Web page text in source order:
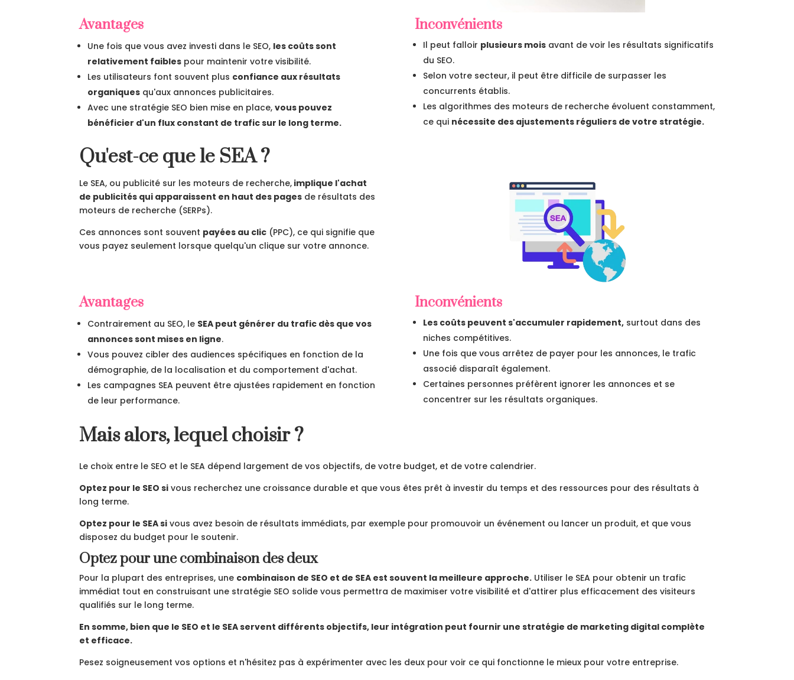
Avantages
Une fois que vous avez investi dans le SEO, les coûts sont
relativement faibles pour maintenir votre visibilité.
Les utilisateurs font souvent plus confiance aux résultats
organiques qu'aux annonces publicitaires.
Avec une stratégie SEO bien mise en place,vous pouvez
bénéficier d'un flux constant de trafic sur le long terme.
Inconvénients
Il peut falloir plusieurs moisavant de voir les résultats significatifs
du SEO.
Selon votre secteur, il peut être difficile de surpasser les
concurrents établis.
Les algorithmes des moteurs de recherche évoluent constamment,
ce qui nécessite des ajustements réguliers de votre stratégie.
Qu'est-ce que le SEA ?
Le SEA, ou publicité sur les moteurs de recherche, implique l'achat
de publicités qui apparaissent en haut des pages de résultats des
moteurs de recherche (SERPs).
Ces annonces sont souvent payées au clic (PPC), ce qui signifie que
vous payez seulement lorsque quelqu'un clique sur votre annonce.
Avantages
Contrairement au SEO, le SEA peut générer du trafic dès que vos
annonces sont mises en ligne.
Vous pouvez cibler des audiences spécifiques en fonction de la
démographie, de la localisation et du comportement d'achat.
Les campagnes SEA peuvent être ajustées rapidement en fonction
de leur performance.
Inconvénients
Les coûts peuvent s'accumuler rapidement,surtout dans des
niches compétitives.
Une fois que vous arrêtez de payer pour les annonces, le trafic
associé disparaît également.
Certaines personnes préfèrent ignorer les annonces et se
concentrer sur les résultats organiques.
Mais alors, lequel choisir ?
Le choix entre le SEO et le SEA dépend largement de vos objectifs, de votre budget, et de votre calendrier.
Optez pour le SEO si vous recherchez une croissance durable et que vous êtes prêt à investir du temps et des ressources pour des résultats à
long terme.
Optez pour le SEA si vous avez besoin de résultats immédiats, par exemple pour promouvoir un événement ou lancer un produit, et que vous
disposez du budget pour le soutenir.
Optez pour une combinaison des deux
Pour la plupart des entreprises, une combinaison de SEO et de SEA est souvent la meilleure approche. Utiliser le SEA pour obtenir un trafic
immédiat tout en construisant une stratégie SEO solide vous permettra de maximiser votre visibilité et d'attirer plus efficacement des visiteurs
qualifiés sur le long terme.
En somme, bien que le SEO et le SEA servent différents objectifs, leur intégration peut fournir une stratégie de marketing digital complète
et efficace.
Pesez soigneusement vos options et n'hésitez pas à expérimenter avec les deux pour voir ce qui fonctionne le mieux pour votre entreprise.